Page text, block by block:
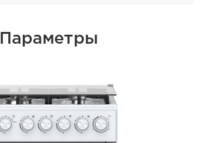
Параметры